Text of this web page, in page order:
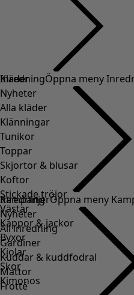
Kläder
Nyheter
Alla kläder
Klänningar
Tunikor
Toppar
Skjortor & blusar
Koftor
Stickade tröjor
Västar
Kappor & jackor
Byxor
Kjolar
Skor
Kimonos
InredningÖppna meny
Inredning
Nyheter
All inredning
Gardiner
Kuddar & kuddfodral
Mattor
Frotté
KampanjerÖppna meny